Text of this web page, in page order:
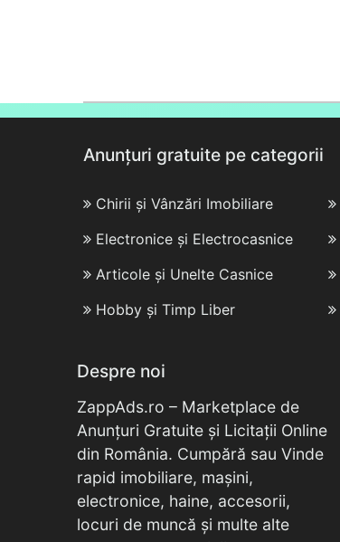
Anunțuri gratuite pe categorii
Chirii și Vânzări Imobiliare
Electronice și Electrocasnice
Articole și Unelte Casnice
Hobby și Timp Liber
Despre noi
ZappAds.ro – Marketplace de
Anunțuri Gratuite și Licitații Online
din România. Cumpără sau Vinde
rapid imobiliare, mașini,
electronice, haine, accesorii,
locuri de muncă și multe alte